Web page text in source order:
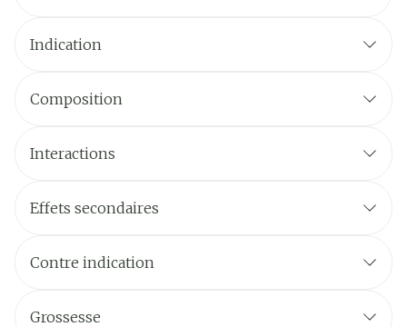
Indication
Composition
Interactions
Effets secondaires
Contre indication
Grossesse